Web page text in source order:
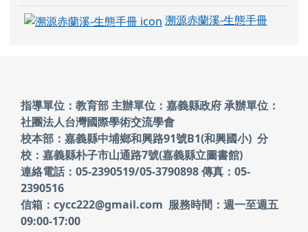
溯源赤蘭溪-生態手冊
頁尾區域內容
指導單位：教育部 主辦單位：嘉義縣政府承辦單位：
社團法人台灣國際學術交流學會
校本部：嘉義縣中埔鄉和興路91號B1(和興國小) 分
校：嘉義縣朴子市山通路7號(嘉義縣立圖書館)
連絡電話：05-2390519/05-3790898 傳真：05-
2390516
信箱：cycc222@gmail.com 服務時間：週一至週五
09:00-17:00